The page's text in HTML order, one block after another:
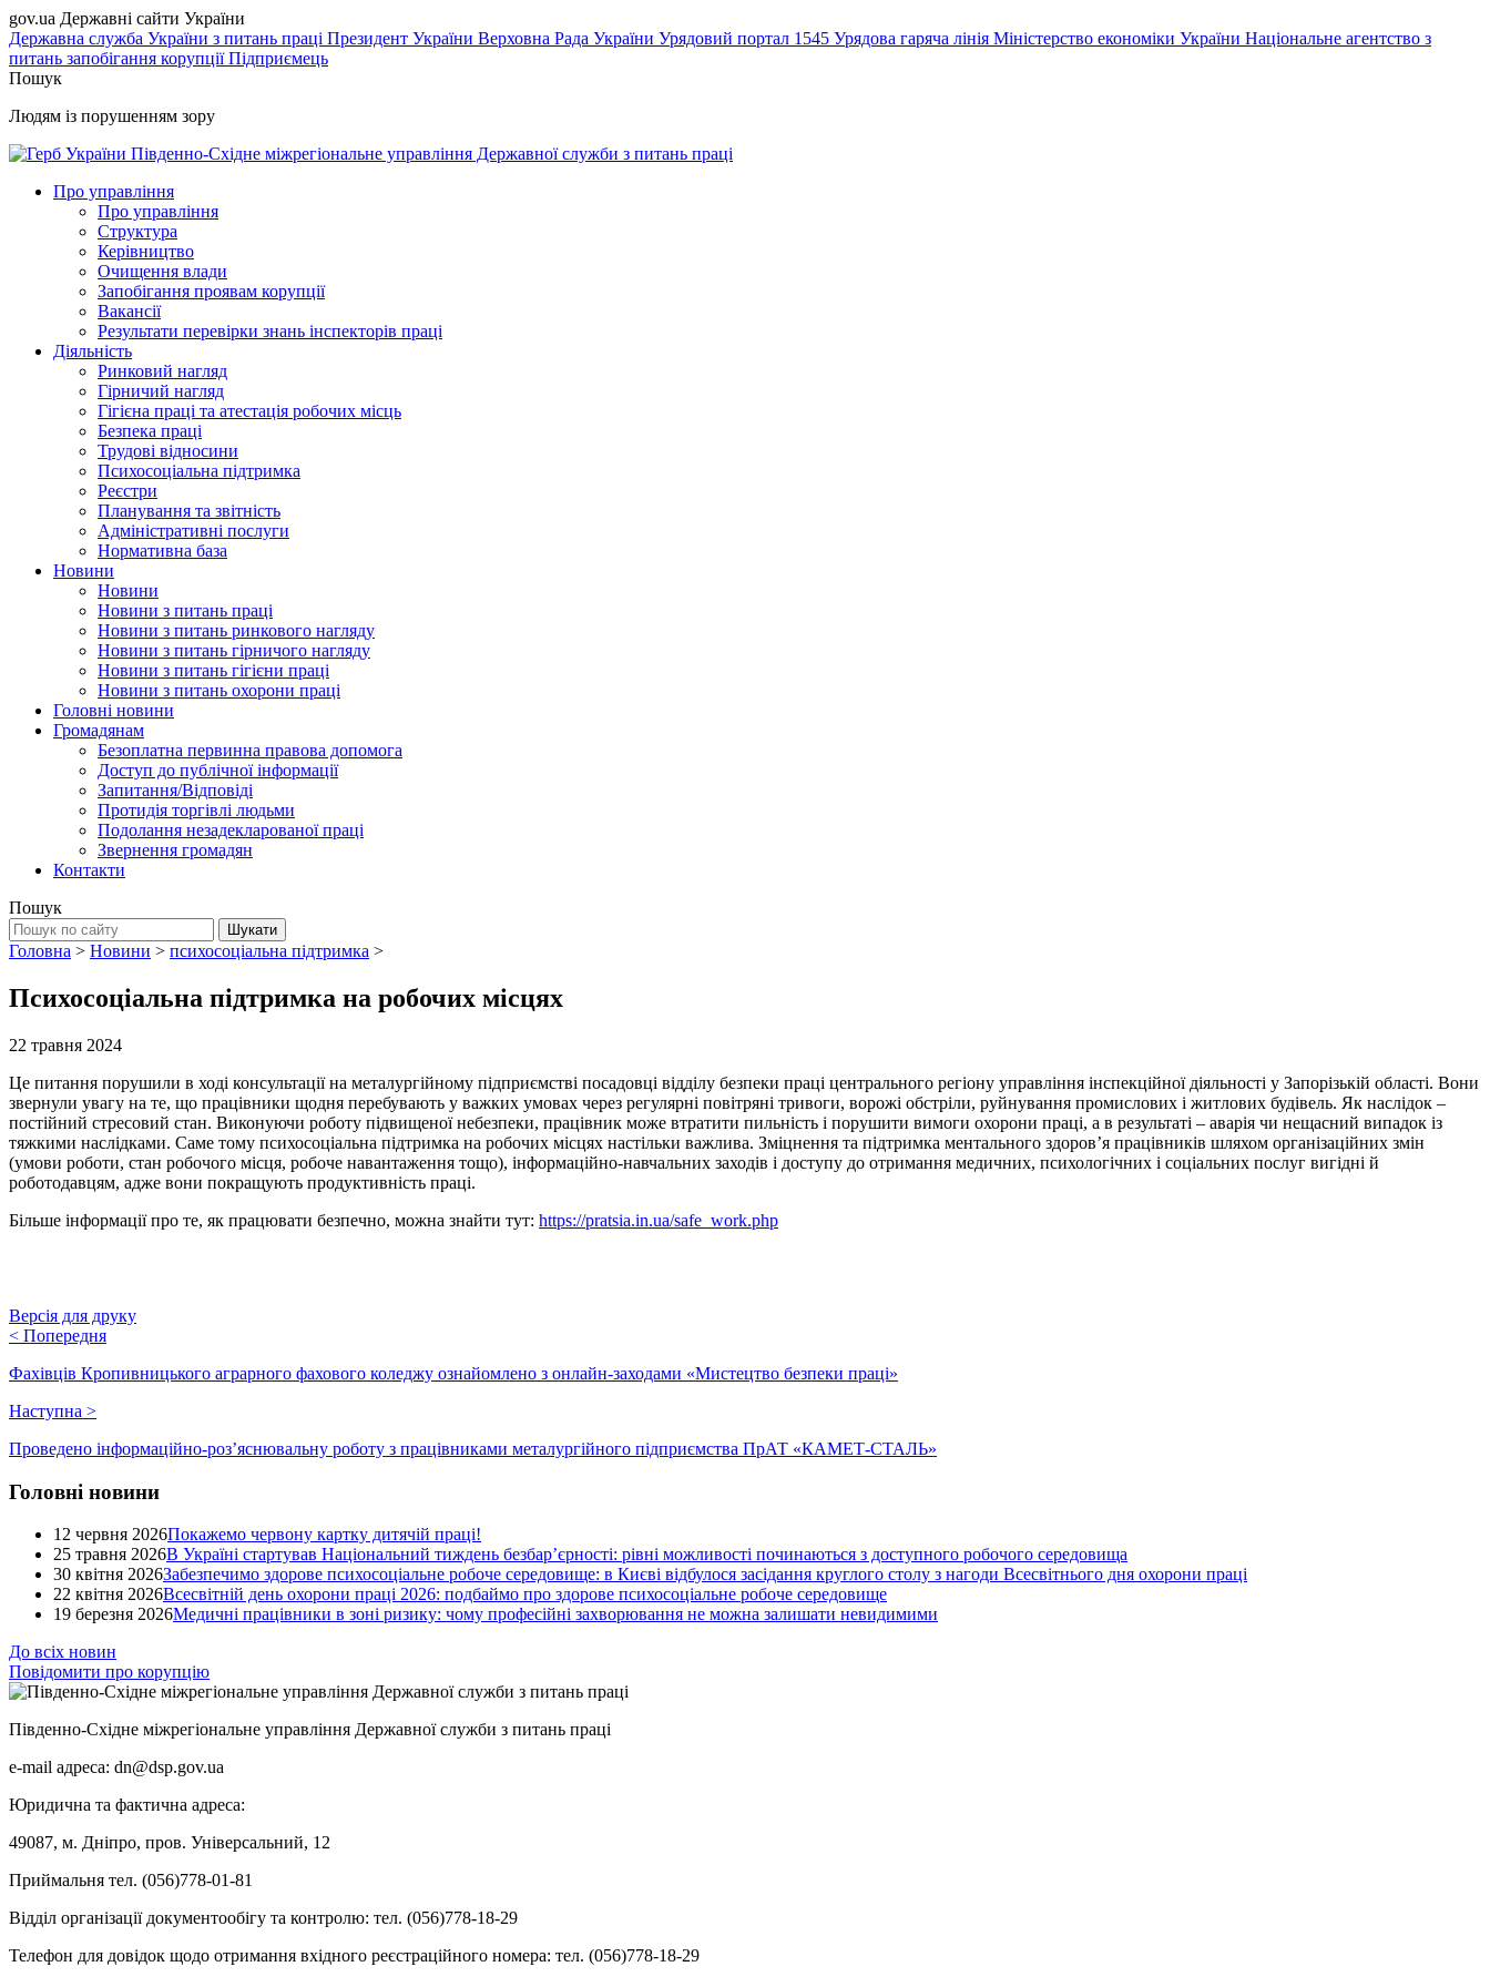
gov.ua Державні сайти України
Державна служба України з питань праці Президент України Верховна Рада України Урядовий портал 1545 Урядова гаряча лінія Міністерство економіки України Національне агентство з
питань запобігання корупціїПідприємець
Пошук
Людям із порушенням зору
Південно-Східне міжрегіональне управління Державної служби з питань праці
Про управління
Про управління
Структура
Керівництво
Очищення влади
Запобігання проявам корупції
Вакансії
Результати перевірки знань інспекторів праці
Діяльність
Ринковий нагляд
Гірничий нагляд
Гігієна праці та атестація робочих місць
Безпека праці
Трудові відносини
Психосоціальна підтримка
Реєстри
Планування та звітність
Адміністративні послуги
Нормативна база
Новини
Новини
Новини з питань праці
Новини з питань ринкового нагляду
Новини з питань гірничого нагляду
Новини з питань гігієни праці
Новини з питань охорони праці
Головні новини
Громадянам
Безоплатна первинна правова допомога
Доступ до публічної інформації
Запитання/Відповіді
Протидія торгівлі людьми
Подолання незадекларованої праці
Звернення громадян
Контакти
Пошук
Головна > Новини > психосоціальна підтримка >
Психосоціальна підтримка на робочих місцях
22 травня 2024
Це питання порушили в ході консультації на металургійному підприємстві посадовці відділу безпеки праці центрального регіону управління інспекційної діяльності у Запорізькій області. Вони
звернули увагу на те, що працівники щодня перебувають у важких умовах через регулярні повітряні тривоги, ворожі обстріли, руйнування промислових і житлових будівель. Як наслідок –
постійний стресовий стан. Виконуючи роботу підвищеної небезпеки, працівник може втратити пильність і порушити вимоги охорони праці, а в результаті – аварія чи нещасний випадок із
тяжкими наслідками. Саме тому психосоціальна підтримка на робочих місцях настільки важлива. Зміцнення та підтримка ментального здоров’я працівників шляхом організаційних змін
(умови роботи, cтан робочого місця, робоче навантаження тощо), інформаційно-навчальних заходів і доступу до отримання медичних, психологічних і соціальних послуг вигідні й
роботодавцям, адже вони покращують продуктивність праці.
Більше інформації про те, як працювати безпечно, можна знайти тут: https://pratsia.in.ua/safe_work.php
Версія для друку
< Попередня
Фахівців Кропивницького аграрного фахового коледжу ознайомлено з онлайн-заходами «Мистецтво безпеки праці»
Наступна >
Проведено інформаційно-роз’яснювальну роботу з працівниками металургійного підприємства ПрАТ «КАМЕТ-СТАЛЬ»
Головні новини
12 червня 2026Покажемо червону картку дитячій праці!
25 травня 2026В Україні стартував Національний тиждень безбар’єрності: рівні можливості починаються з доступного робочого середовища
30 квітня 2026Забезпечимо здорове психосоціальне робоче середовище: в Києві відбулося засідання круглого столу з нагоди Всесвітнього дня охорони праці
22 квітня 2026Всесвітній день охорони праці 2026: подбаймо про здорове психосоціальне робоче середовище
19 березня 2026Медичні працівники в зоні ризику: чому професійні захворювання не можна залишати невидимими
До всіх новин
Повідомити про корупцію
Південно-Східне міжрегіональне управління Державної служби з питань праці
e-mail адреса: dn@dsp.gov.ua
Юридична та фактична адреса:
49087, м. Дніпро, пров. Універсальний, 12
Приймальня тел. (056)778-01-81
Відділ організації документообігу та контролю: тел. (056)778-18-29
Телефон для довідок щодо отримання вхідного реєстраційного номера: тел. (056)778-18-29